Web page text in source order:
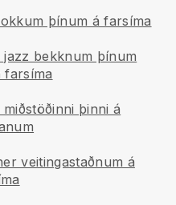
þínum á farsíma
bekknum þínum
farsíma
þinni á
veitingastaðnum á